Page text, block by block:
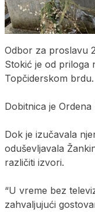
Odbor za proslavu
Stokić je od priloga
Topčiderskom brdu.
Dobitnica je
Dok je izučavala
oduševljavala
različiti izvori.
“U vreme bez
zahvaljujući